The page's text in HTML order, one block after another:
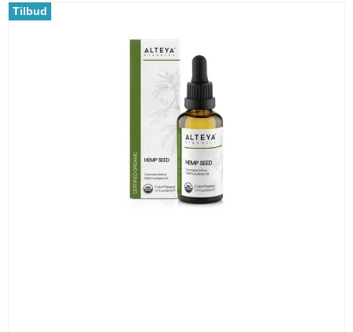
Tilbud